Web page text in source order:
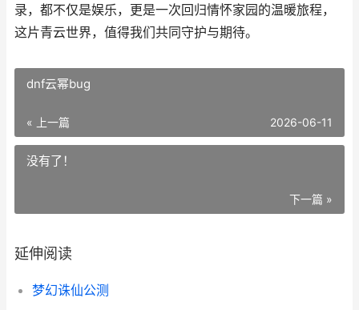
录，都不仅是娱乐，更是一次回归情怀家园的温暖旅程，
这片青云世界，值得我们共同守护与期待。
dnf云幂bug
« 上一篇 2026-06-11
没有了！
下一篇 »
延伸阅读
梦幻诛仙公测